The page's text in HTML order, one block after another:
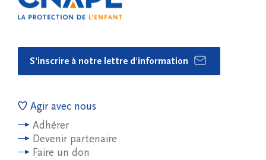
S'inscrire à notre lettre d'information
Agir avec nous
Adhérer
Devenir partenaire
Faire un don